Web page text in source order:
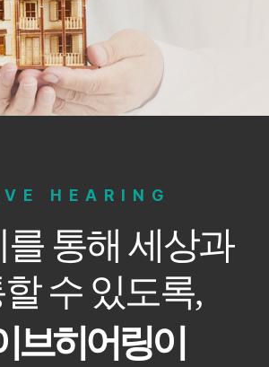
HEARING
통해 세상과
수 있도록,
브히어링이